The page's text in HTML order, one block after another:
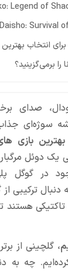
انتخاب بهترین
را برمی‌گزینید؟
صدای
سوژه‌ای
بهترین بازی
یک دوئل
در گوگل
دنبال ترکیبی
، گلچینی از
چه